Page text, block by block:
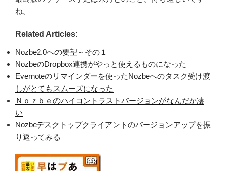
ね。
Related Articles:
Nozbe2.0への要望～その１
NozbeのDropbox連携がやっと使えるものになった
Evernoteのリマインダーを使ったNozbeへのタスク受け渡
しがとてもスムーズになった
Ｎｏｚｂｅのハイコントラストバージョンがなんだか凄
い
Nozbeデスクトップクライアントのバージョンアップを振
り返ってみる